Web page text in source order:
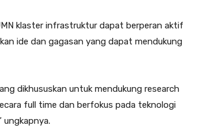
klaster infrastruktur dapat berperan aktif
ide dan gagasan yang dapat mendukung
dikhususkan untuk mendukung research
full time dan berfokus pada teknologi
ungkapnya.